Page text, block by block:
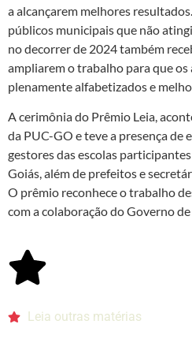
a alcançarem melhores
públicos municipais que não
no decorrer de 2024 também
ampliarem o trabalho para que os
plenamente alfabetizados e
A cerimônia do Prêmio Leia,
da PUC-GO e teve a presença de
gestores das escolas
Goiás, além de prefeitos e
O prêmio reconhece o trabalho
com a colaboração do Governo
Leia outras matérias